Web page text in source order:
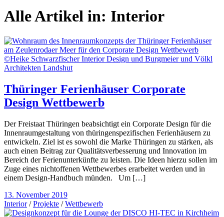
Alle Artikel in: Interior
Thüringer Ferienhäuser Corporate
Design Wettbewerb
Der Freistaat Thüringen beabsichtigt ein Corporate Design für die
Innenraumgestaltung von thüringenspezifischen Ferienhäusern zu
entwickeln. Ziel ist es sowohl die Marke Thüringen zu stärken, als
auch einen Beitrag zur Qualitätsverbesserung und Innovation im
Bereich der Ferienunterkünfte zu leisten. Die Ideen hierzu sollen im
Zuge eines nichtoffenen Wettbewerbes erarbeitet werden und in
einem Design-Handbuch münden. Um […]
13. November 2019
Interior/Projekte /Wettbewerb